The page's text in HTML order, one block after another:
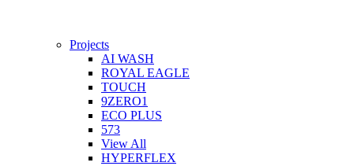
Projects
AI WASH
ROYAL EAGLE
TOUCH
9ZERO1
ECO PLUS
573
View All
HYPERFLEX